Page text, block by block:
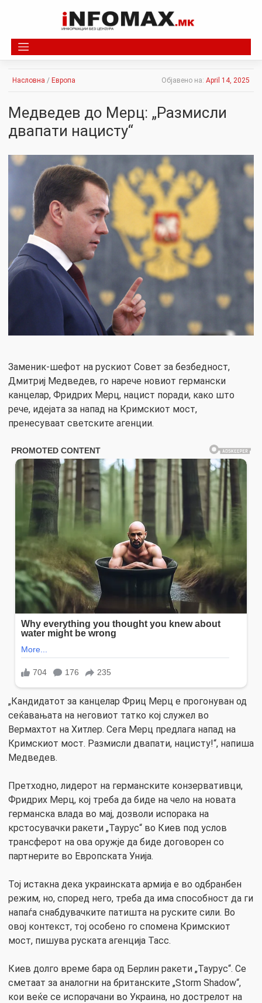
Насловна / Европа Објавено на: April 14, 2025
Медведев до Мерц: „Размисли
двапати нацисту“
Заменик-шефот на рускиот Совет за безбедност,
Дмитриј Медведев, го нарече новиот германски
канцелар, Фридрих Мерц, нацист поради, како што
рече, идејата за напад на Кримскиот мост,
пренесуваат светските агенции.
„Кандидатот за канцелар Фриц Мерц е прогонуван од
сеќавањата на неговиот татко кој служел во
Вермахтот на Хитлер. Сега Мерц предлага напад на
Кримскиот мост. Размисли двапати, нацисту!“, напиша
Медведев.
Претходно, лидерот на германските конзервативци,
Фридрих Мерц, кој треба да биде на чело на новата
германска влада во мај, дозволи испорака на
крстосувачки ракети „Таурус“ во Киев под услов
трансферот на ова оружје да биде договорен со
партнерите во Европската Унија.
Тој истакна дека украинската армија е во одбранбен
режим, но, според него, треба да има способност да ги
напаѓа снабдувачките патишта на руските сили. Во
овој контекст, тој особено го спомена Кримскиот
мост, пишува руската агенција Тасс.
Киев долго време бара од Берлин ракети „Таурус“. Се
сметаат за аналогни на британските „Storm Shadow“,
кои веќе се испорачани во Украина, но дострелот на